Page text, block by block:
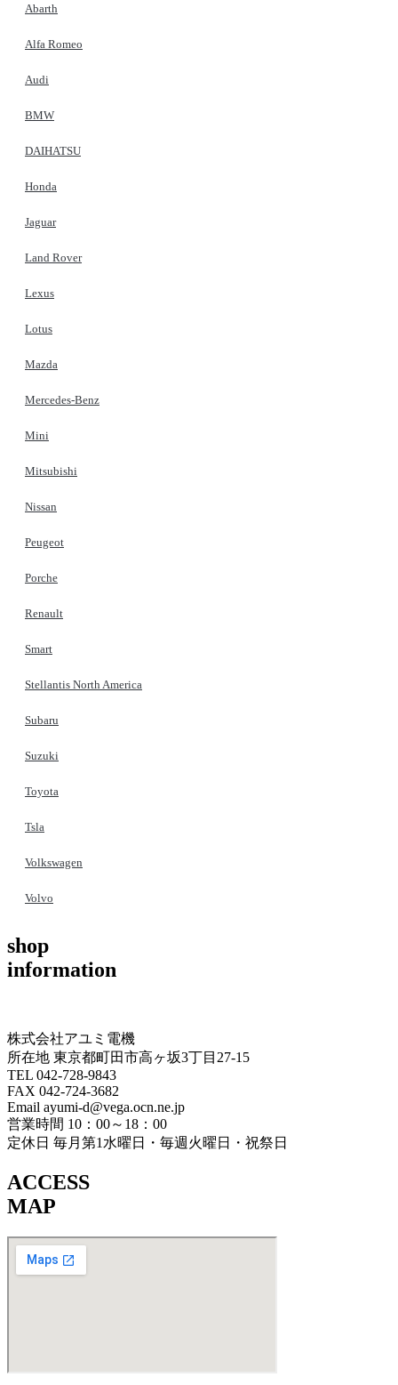
Abarth
Alfa Romeo
Audi
BMW
DAIHATSU
Honda
Jaguar
Land Rover
Lexus
Lotus
Mazda
Mercedes-Benz
Mini
Mitsubishi
Nissan
Peugeot
Porche
Renault
Smart
Stellantis North America
Subaru
Suzuki
Toyota
Tsla
Volkswagen
Volvo
shop
information
株式会社アユミ電機
所在地 東京都町田市高ヶ坂3丁目27‐15
TEL 042-728-9843
FAX 042-724-3682
Email ayumi-d@vega.ocn.ne.jp
営業時間 10：00～18：00
定休日 毎月第1水曜日・毎週火曜日・祝祭日
ACCESS
MAP